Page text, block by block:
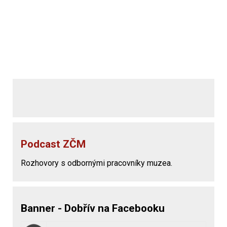
Podcast ZČM
Rozhovory s odbornými pracovníky muzea.
Banner - Dobřív na Facebooku